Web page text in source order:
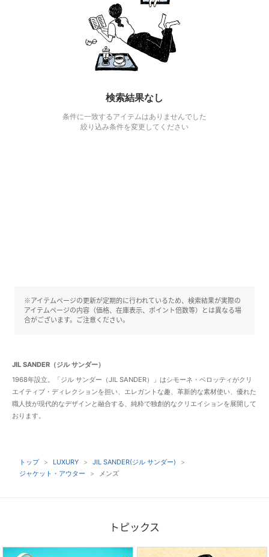
検索結果なし
条件に一致するアイテムはありませんでした
絞り込み条件を変更してください
※アイテムページの更新が定期的に行われているため、検索結果が実際の
アイテムページの内容（価格、在庫表示、ポイント倍数等）とは異なる場
合がございます。ご注意ください。
JIL SANDER（ジル サンダー）
1968年設立。「ジル サンダー（JIL SANDER）」はシモーネ・ベロッティがクリ
エイティブ・ディレクションを担い、エレガントな趣、革新的な素材使い、優れた
職人技が現代的なデザインと融合する、純粋で独創的なクリエイションを展開して
おります。
トップ LUXURY
JIL SANDER(ジル サンダー)
ジャケット・アウター
メンズ
トピックス